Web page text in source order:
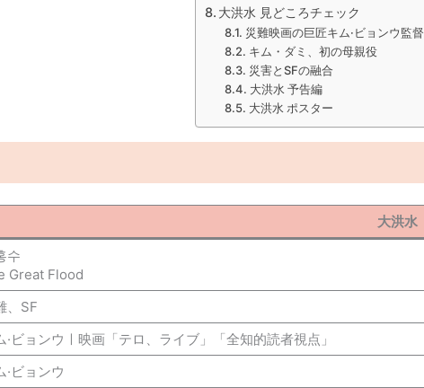
大洪水 見どころチェック
災難映画の巨匠キム·ビョンウ監督
キム・ダミ、初の母親役
災害とSFの融合
大洪水 予告編
大洪水 ポスター
大洪水
수
Great Flood
、SF
·ビョンウㅣ映画「テロ、ライブ」「全知的読者視点」
·ビョンウ